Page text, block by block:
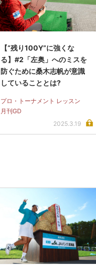
【“残り100Y”に強くな
る】#2「左奥」へのミスを
防ぐために桑木志帆が意識
していることとは?
プロ・トーナメント レッスン
月刊GD
2025.3.19